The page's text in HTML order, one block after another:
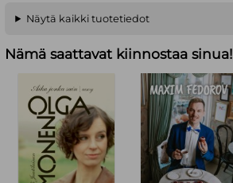
Näytä kaikki tuotetiedot
Nämä saattavat kiinnostaa sinua!